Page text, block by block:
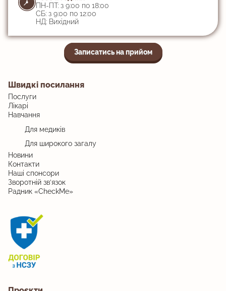
ПН-ПТ: з 9:00 по 18:00
СБ: з 9:00 по 12:00
НД: Вихідний
Записатись на прийом
Швидкі посилання
Послуги
Лікарі
Навчання
Для медиків
Для широкого загалу
Новини
Контакти
Наші спонсори
Зворотній зв’язок
Радник «CheckMe»